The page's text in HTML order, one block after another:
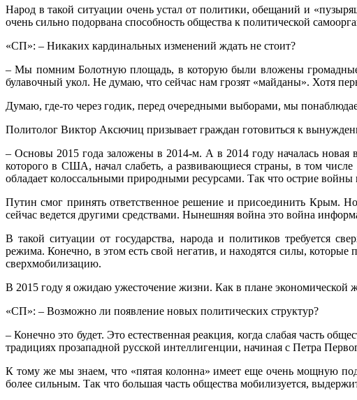
Народ в такой ситуации очень устал от политики, обещаний и
очень сильно подорвана способность общества к политической
«СП»: – Никаких кардинальных изменений ждать не стоит?
– Мы помним Болотную площадь, в которую были вложены громадные
булавочный укол. Не думаю, что сейчас нам грозят «майданы». Хотя
Думаю, где-то через годик, перед очередными выборами, мы
Политолог Виктор Аксючиц призывает граждан готовиться к
– Основы 2015 года заложены в 2014-м. А в 2014 году началась
которого в США, начал слабеть, а развивающиеся страны, в том
обладает колоссальными природными ресурсами. Так что острие
Путин смог принять ответственное решение и присоединить Крым.
сейчас ведется другими средствами. Нынешняя война это война
В такой ситуации от государства, народа и политиков требуется
режима. Конечно, в этом есть свой негатив, и находятся силы,
сверхмобилизацию.
В 2015 году я ожидаю ужесточение жизни. Как в плане экономической
«СП»: – Возможно ли появление новых политических структур?
– Конечно это будет. Это естественная реакция, когда слабая часть
традициях прозападной русской интеллигенции, начиная с Петра
К тому же мы знаем, что «пятая колонна» имеет еще очень мощную
более сильным. Так что большая часть общества мобилизуется,